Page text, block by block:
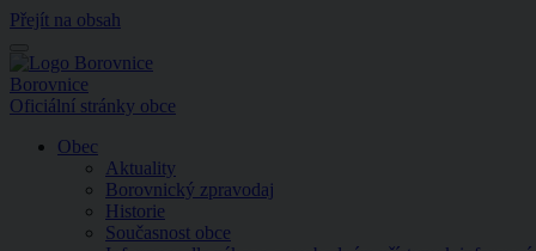
Přejít na obsah
Menu
Borovnice
Oficiální stránky obce
Obec
Aktuality
Borovnický zpravodaj
Historie
Současnost obce